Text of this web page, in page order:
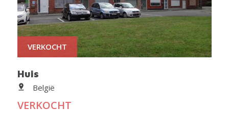
VERKOCHT
Huis
België
VERKOCHT